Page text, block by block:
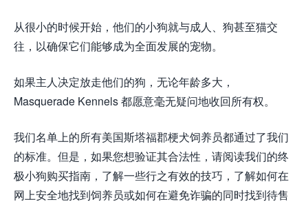
从很小的时候开始，他们的小狗就与成人、狗甚至猫交
往，以确保它们能够成为全面发展的宠物。
如果主人决定放走他们的狗，无论年龄多大，
Masquerade Kennels 都愿意毫无疑问地收回所有权。
我们名单上的所有美国斯塔福郡梗犬饲养员都通过了我们
的标准。但是，如果您想验证其合法性，请阅读我们的终
极小狗购买指南，了解一些行之有效的技巧，了解如何在
网上安全地找到饲养员或如何在避免诈骗的同时找到待售